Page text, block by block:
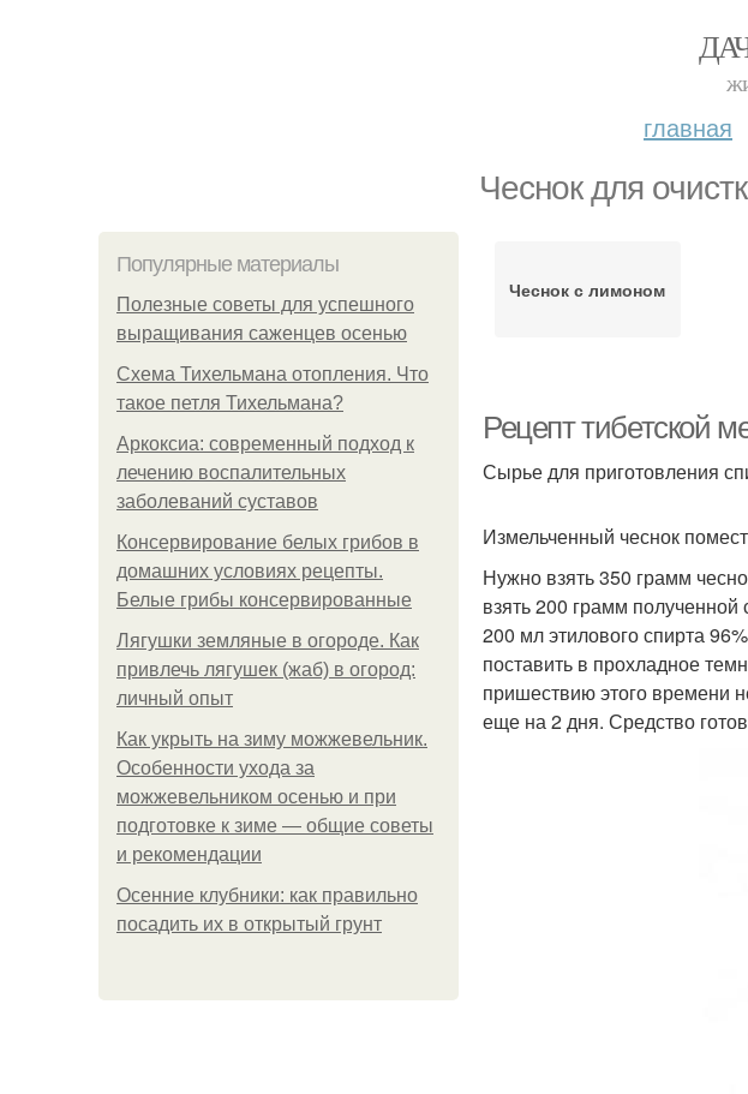
главная
Чеснок для
Популярные материалы
Полезные советы для успешного
выращивания саженцев осенью
Схема Тихельмана отопления. Что
такое петля Тихельмана?
Аркоксиа: современный подход к
лечению воспалительных
заболеваний суставов
Консервирование белых грибов в
домашних условиях рецепты.
Белые грибы консервированные
Лягушки земляные в огороде. Как
привлечь лягушек (жаб) в огород:
личный опыт
Как укрыть на зиму можжевельник.
Особенности ухода за
можжевельником осенью и при
подготовке к зиме — общие советы
и рекомендации
Осенние клубники: как правильно
посадить их в открытый грунт
Чеснок с лимоном
Рецепт тибетской
Сырье для приготовления
Измельченный чеснок
Нужно взять 350 грамм
взять 200 грамм
200 мл этилового спирта
поставить в прохладное
пришествию этого времени
еще на 2 дня. Средство